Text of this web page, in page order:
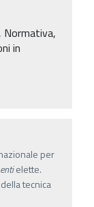
Normativa,
in
per
elette.
tecnica